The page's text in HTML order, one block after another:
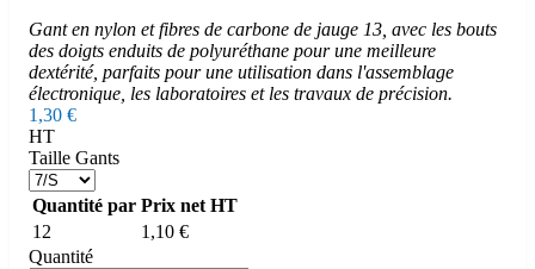
Gant en nylon et fibres de carbone de jauge 13, avec les bouts
des doigts enduits de polyuréthane pour une meilleure
dextérité, parfaits pour une utilisation dans l'assemblage
électronique, les laboratoires et les travaux de précision.
1,30 €
HT
Taille Gants
Quantité par Prix net HT
12
1,10 €
Quantité